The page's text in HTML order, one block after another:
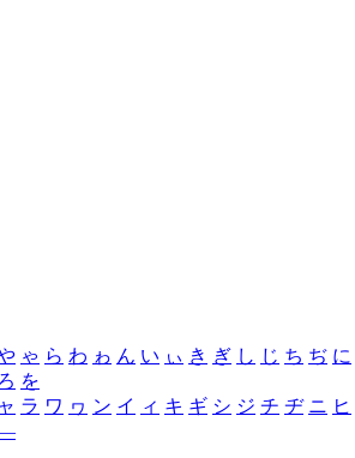
ゃ ら わ ゎ ん い ぃ き ぎ し じ ち ぢ に
を
ャ ラ ワ ヮ ン イ ィ キ ギ シ ジ チ ヂ ニ ヒ